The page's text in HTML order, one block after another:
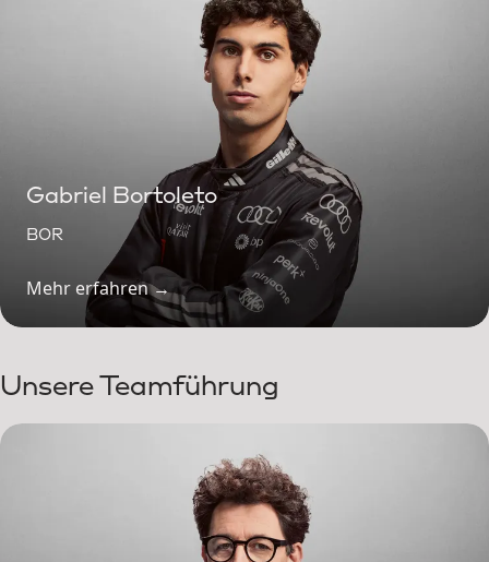
Gabriel Bortoleto
BOR
Mehr erfahren →
Unsere Teamführung